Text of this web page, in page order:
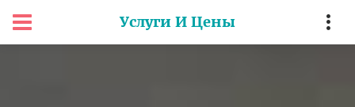
Услуги И Цены